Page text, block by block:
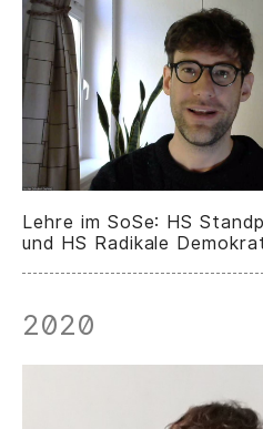
Lehre im SoSe: HS
und HS Radikale
2020